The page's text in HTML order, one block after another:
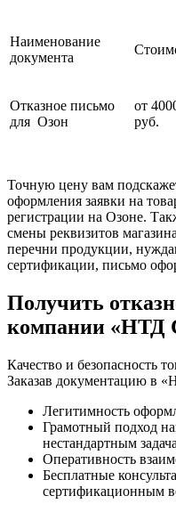
Наименование
документа
Отказное письмо
для Озон
от
руб.
Точную цену вам
оформления заявки на
регистрации на Озоне.
смены реквизитов
перечни продукции,
сертификации, письмо
Получить
компании «НТД
Качество и безопасность
Заказав документацию в
Легитимность
Грамотный подход
нестандартным
Оперативность
Бесплатные
сертификационным